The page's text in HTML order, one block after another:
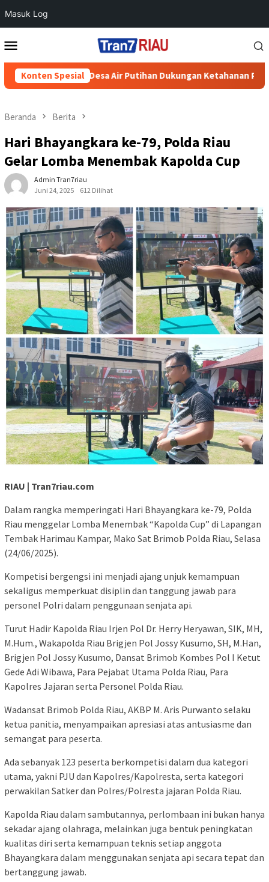
Masuk Log
ke
Mobile
Konten Spesial
di Desa Air Putihan Dukungan Ketahanan Pangan Nasional
Beranda Berita
Hari Bhayangkara ke-79, Polda Riau
Gelar Lomba Menembak Kapolda Cup
Admin Tran7riau
Juni 24, 2025
612 Dilihat
RIAU | Tran7riau.com
Dalam rangka memperingati Hari Bhayangkara ke-79, Polda
Riau menggelar Lomba Menembak “Kapolda Cup” di Lapangan
Tembak Harimau Kampar, Mako Sat Brimob Polda Riau, Selasa
(24/06/2025).
Kompetisi bergengsi ini menjadi ajang unjuk kemampuan
sekaligus memperkuat disiplin dan tanggung jawab para
personel Polri dalam penggunaan senjata api.
Turut Hadir Kapolda Riau Irjen Pol Dr. Herry Heryawan, SIK, MH,
M.Hum., Wakapolda Riau Brigjen Pol Jossy Kusumo, SH, M.Han,
Brigjen Pol Jossy Kusumo, Dansat Brimob Kombes Pol I Ketut
Gede Adi Wibawa, Para Pejabat Utama Polda Riau, Para
Kapolres Jajaran serta Personel Polda Riau.
Wadansat Brimob Polda Riau, AKBP M. Aris Purwanto selaku
ketua panitia, menyampaikan apresiasi atas antusiasme dan
semangat para peserta.
Ada sebanyak 123 peserta berkompetisi dalam dua kategori
utama, yakni PJU dan Kapolres/Kapolresta, serta kategori
perwakilan Satker dan Polres/Polresta jajaran Polda Riau.
Kapolda Riau dalam sambutannya, perlombaan ini bukan hanya
sekadar ajang olahraga, melainkan juga bentuk peningkatan
kualitas diri serta kemampuan teknis setiap anggota
Bhayangkara dalam menggunakan senjata api secara tepat dan
bertanggung jawab.